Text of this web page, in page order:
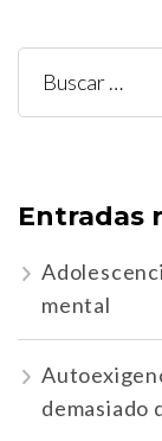
Buscar:
Entradas
mental
demasiado